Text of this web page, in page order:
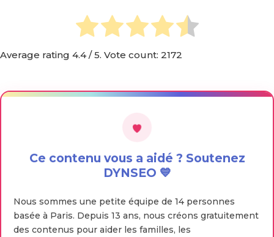
Average rating 4.4/ 5. Vote count: 2172
Ce contenu vous a aidé ? Soutenez
DYNSEO 💙
Nous sommes une petite équipe de 14 personnes
basée à Paris. Depuis 13 ans, nous créons gratuitement
des contenus pour aider les familles, les